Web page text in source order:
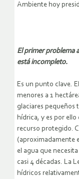
Ambiente hoy
El primer problema
está incompleto.
Es un punto clave.
menores a 1
glaciares
hídrica, y es por ello
recurso protegido.
(aproximadamente
el agua que
casi 4 décadas. La
hídricos